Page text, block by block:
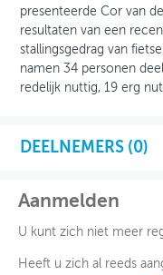
presenteerde Cor van
resultaten van een
stallingsgedrag van
namen 34 personen
redelijk nuttig, 19 erg
DEELNEMERS (0)
Aanmelden
U kunt zich niet meer
Heeft u zich al reeds